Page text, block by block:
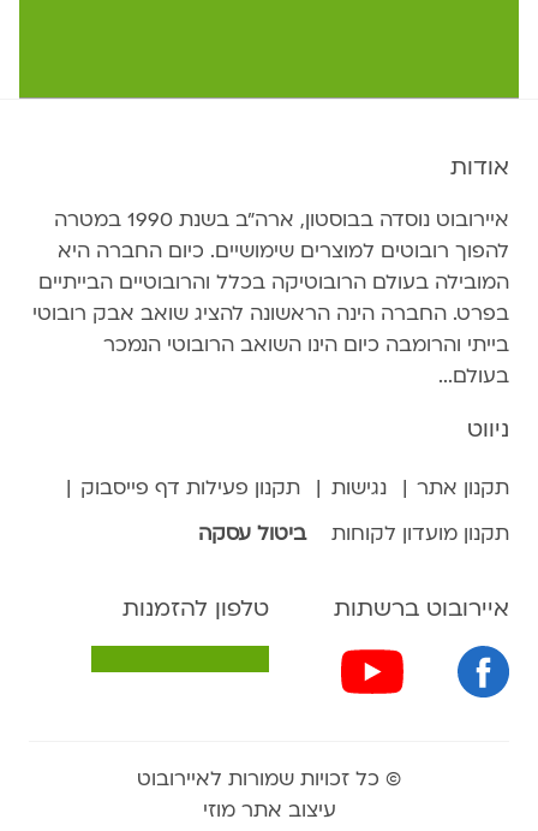
אודות
איירובוט נוסדה בבוסטון, ארה״ב בשנת 1990 במטרה
להפוך רובוטים למוצרים שימושיים. כיום החברה היא
המובילה בעולם הרובוטיקה בכלל והרובוטיים הבייתיים
בפרט. החברה הינה הראשונה להציג שואב אבק רובוטי
בייתי והרומבה כיום הינו השואב הרובוטי הנמכר
בעולם...
ניווט
תקנון אתר נגישות
תקנון פעילות דף פייסבוק
תקנון מועדון לקוחות
ביטול עסקה
איירובוט ברשתות טלפון להזמנות
© כל זכויות שמורות לאיירובוט
עיצוב אתר מוזי